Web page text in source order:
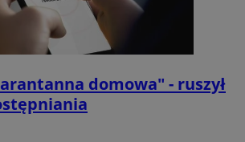
domowa" - ruszył